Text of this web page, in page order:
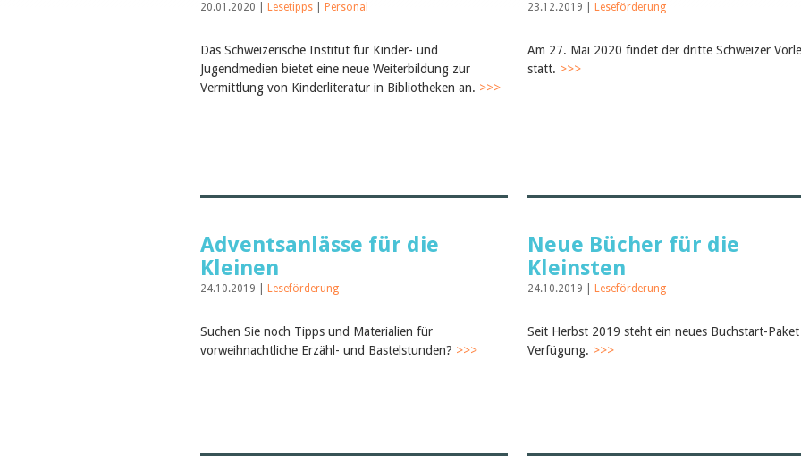
20.01.2020 | Lesetipps Personal
Das Schweizerische Institut für Kinder- und
Jugendmedien bietet eine neue Weiterbildung zur
Vermittlung von Kinderliteratur in Bibliotheken an. >>>
23.12.2019 | Leseförderung
Am 27. Mai 2020 findet der dritte Schweizer
statt. >>>
Adventsanlässe für die
Kleinen
24.10.2019 | Leseförderung
Suchen Sie noch Tipps und Materialien für
vorweihnachtliche Erzähl- und Bastelstunden? >>>
Neue Bücher für die
Kleinsten
24.10.2019 | Leseförderung
Seit Herbst 2019 steht ein neues Buchstart-
Verfügung. >>>